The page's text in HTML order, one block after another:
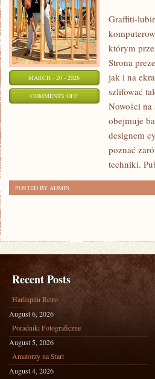
MARCH - 20 - 2026
COMMENTS OFFON
INSPIRACJE
ARTYSTYCZNE
Graffiti-
którym
Strona
jak i na
szlifować
Nowości
obejmuje
designem
poznać
techniki.
POSTED BY ADMIN
Recent Posts
Harlequin Retro
August 6, 2026
Poradniki Fotograficzne
August 5, 2026
Amatorzy na Start
August 4, 2026